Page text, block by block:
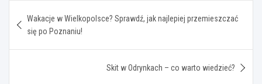
wpisu
Wakacje w Wielkopolsce? Sprawdź, jak najlepiej przemieszczać
się po Poznaniu!
Skit w Odrynkach – co warto wiedzieć?